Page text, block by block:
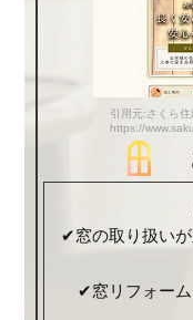
引用元:さくら住
https://
✔窓の取り扱い
✔窓リフォー